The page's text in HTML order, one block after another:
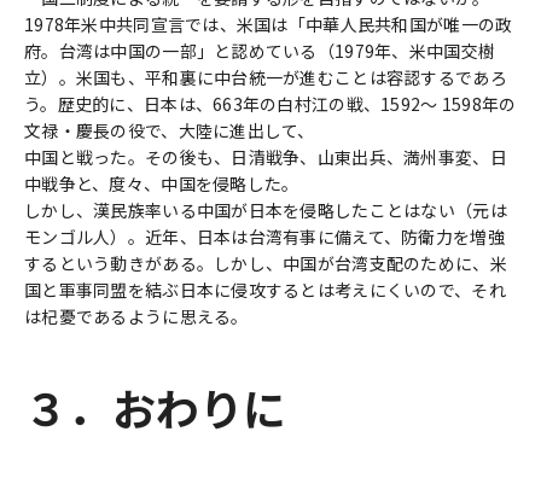
1978年米中共同宣言では、米国は「中華人民共和国が唯一の政
府。台湾は中国の一部」と認めている（1979年、米中国交樹
立）。米国も、平和裏に中台統一が進むことは容認するであろ
う。歴史的に、日本は、663年の白村江の戦、1592～ 1598年の
文禄・慶長の役で、大陸に進出して、
中国と戦った。その後も、日清戦争、山東出兵、満州事変、日
中戦争と、度々、中国を侵略した。
しかし、漢民族率いる中国が日本を侵略したことはない（元は
モンゴル人）。近年、日本は台湾有事に備えて、防衛力を増強
するという動きがある。しかし、中国が台湾支配のために、米
国と軍事同盟を結ぶ日本に侵攻するとは考えにくいので、それ
は杞憂であるように思える。
３．おわりに